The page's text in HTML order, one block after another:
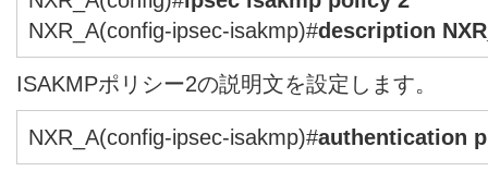
NXR_A(config-ipsec-isakmp)#description
ISAKMPポリシー2の説明文を設定します。
NXR_A(config-ipsec-isakmp)#authentication